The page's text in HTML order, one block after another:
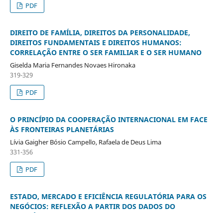
PDF
DIREITO DE FAMÍLIA, DIREITOS DA PERSONALIDADE,
DIREITOS FUNDAMENTAIS E DIREITOS HUMANOS:
CORRELAÇÃO ENTRE O SER FAMILIAR E O SER HUMANO
Giselda Maria Fernandes Novaes Hironaka
319-329
PDF
O PRINCÍPIO DA COOPERAÇÃO INTERNACIONAL EM FACE
ÀS FRONTEIRAS PLANETÁRIAS
Lívia Gaigher Bósio Campello, Rafaela de Deus Lima
331-356
PDF
ESTADO, MERCADO E EFICIÊNCIA REGULATÓRIA PARA OS
NEGÓCIOS: REFLEXÃO A PARTIR DOS DADOS DO